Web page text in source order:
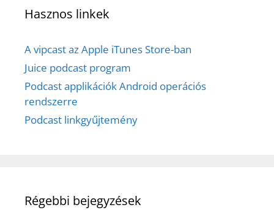
Hasznos linkek
A vipcast az Apple iTunes Store-ban
Juice podcast program
Podcast applikációk Android operációs
rendszerre
Podcast linkgyűjtemény
Régebbi bejegyzések